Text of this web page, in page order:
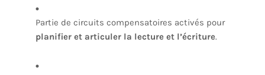
Partie de circuits compensatoires activés pour
planifier et articuler la lecture et l’écriture.